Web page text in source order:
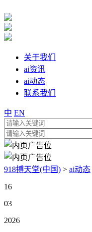
关于我们
ai资讯
ai动态
联系我们
中 EN
918搏天堂(中国) > ai动态
16
03
2026